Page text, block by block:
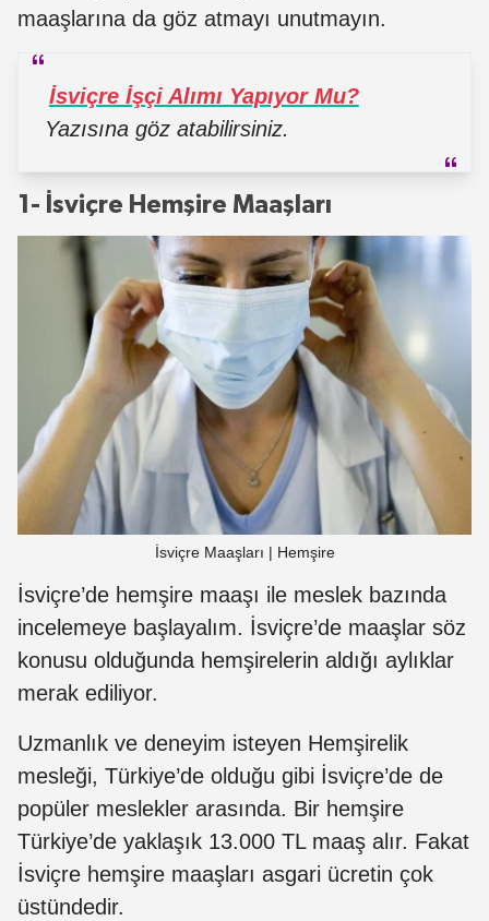
maaşlarına da göz atmayı unutmayın.
İsviçre İşçi Alımı Yapıyor Mu?
Yazısına göz atabilirsiniz.
1- İsviçre Hemşire Maaşları
İsviçre Maaşları | Hemşire
İsviçre’de hemşire maaşı ile meslek bazında
incelemeye başlayalım. İsviçre’de maaşlar söz
konusu olduğunda hemşirelerin aldığı aylıklar
merak ediliyor.
Uzmanlık ve deneyim isteyen Hemşirelik
mesleği, Türkiye’de olduğu gibi İsviçre’de de
popüler meslekler arasında. Bir hemşire
Türkiye’de yaklaşık 13.000 TL maaş alır. Fakat
İsviçre hemşire maaşları asgari ücretin çok
üstündedir.